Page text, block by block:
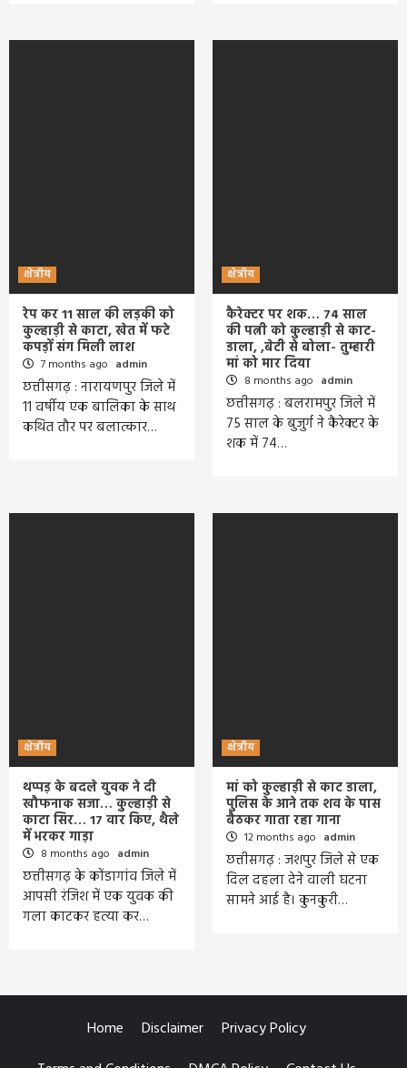
क्षेत्रीय
रेप कर 11 साल की लड़की को
कुल्हाड़ी से काटा, खेत में फटे
कपड़ों संग मिली लाश
7 months ago admin
छत्तीसगढ़ : नारायणपुर जिले में
11 वर्षीय एक बालिका के साथ
कथित तौर पर बलात्कार…
क्षेत्रीय
कैरेक्टर पर शक… 74 साल
की पत्नी को कुल्हाड़ी से काट-
डाला, ,बेटी से बोला- तुम्हारी
मां को मार दिया
8 months ago admin
छत्तीसगढ़ : बलरामपुर जिले में
75 साल के बुजुर्ग ने कैरेक्टर के
शक में 74…
क्षेत्रीय
थप्पड़ के बदले युवक ने दी
खौफनाक सजा… कुल्हाड़ी से
काटा सिर… 17 वार किए, थैले
में भरकर गाड़ा
8 months ago admin
छत्तीसगढ़ के कोंडागांव जिले में
आपसी रंजिश में एक युवक की
गला काटकर हत्या कर…
क्षेत्रीय
मां को कुल्हाड़ी से काट डाला,
पुलिस के आने तक शव के पास
बैठकर गाता रहा गाना
12 months ago admin
छत्तीसगढ़ : जशपुर जिले से एक
दिल दहला देने वाली घटना
सामने आई है। कुनकुरी…
Home Disclaimer
Privacy Policy